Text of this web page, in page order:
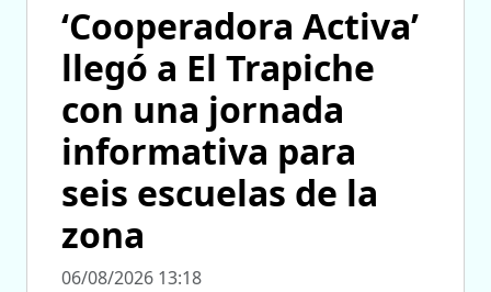
‘Cooperadora Activa’
llegó a El Trapiche
con una jornada
informativa para
seis escuelas de la
zona
06/08/2026 13:18